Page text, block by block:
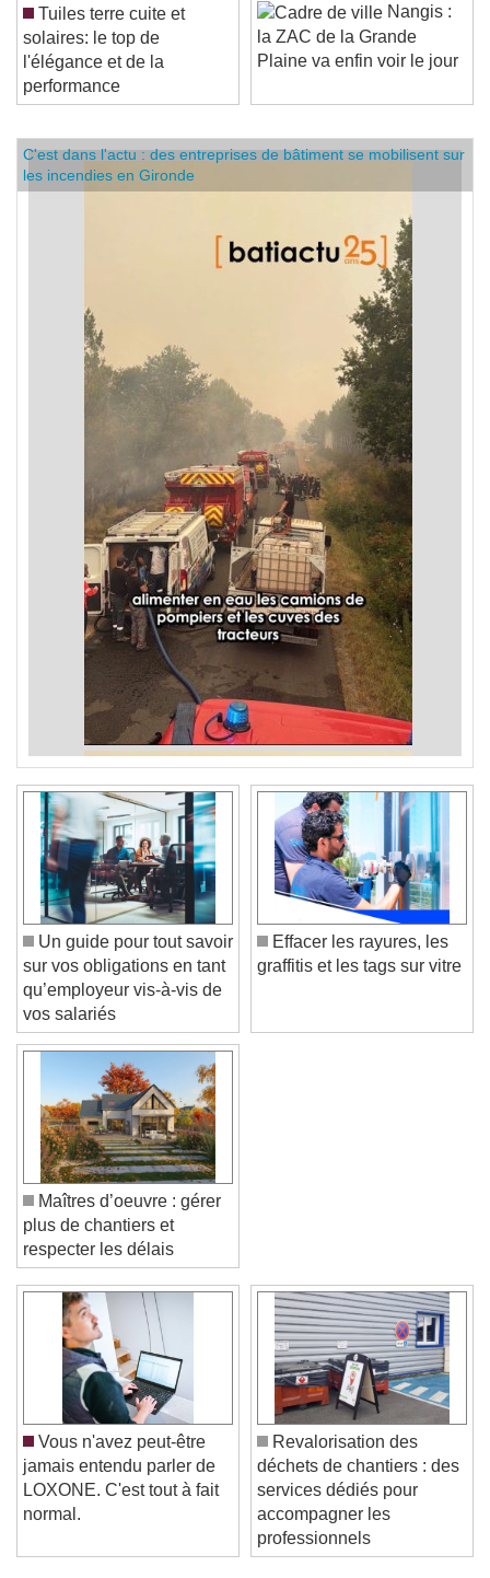
Tuiles terre cuite et
solaires: le top de
l'élégance et de la
performance
Nangis :
la ZAC de la Grande
Plaine va enfin voir le jour
Video Player is loading.
Play Video
Play
Skip Backward
Skip Forward
Unmute
Current Time0:00
/
Duration -:-
Seek to live, currently behind liveLIVE
C'est dans l'actu : des entreprises de bâtiment se mobilisent sur
les incendies en Gironde
Un guide pour tout savoir
sur vos obligations en tant
qu’employeur vis-à-vis de
vos salariés
Effacer les rayures, les
graffitis et les tags sur vitre
Maîtres d’oeuvre : gérer
plus de chantiers et
respecter les délais
Vous n'avez peut-être
jamais entendu parler de
LOXONE. C'est tout à fait
normal.
Revalorisation des
déchets de chantiers : des
services dédiés pour
accompagner les
professionnels